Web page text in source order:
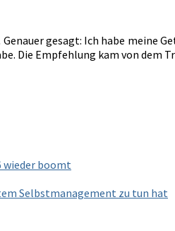
gesagt: Ich habe meine
Die Empfehlung kam von dem
wieder boomt
Selbstmanagement zu tun hat